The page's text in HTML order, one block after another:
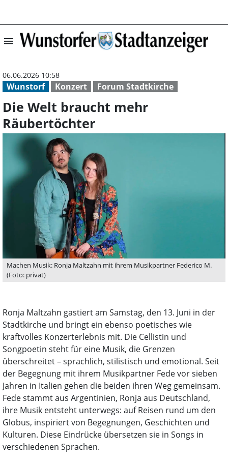
menu Die Welt
Wunstorf Konzert Forum Stadtkirche
06.06.2026 10:58
Die Welt braucht mehr
Räubertöchter
Machen Musik: Ronja Maltzahn mit ihrem Musikpartner Federico M.
(Foto: privat)
Ronja Maltzahn gastiert am Samstag, den 13. Juni in der
Stadtkirche und bringt ein ebenso poetisches wie
kraftvolles Konzerterlebnis mit. Die Cellistin und
Songpoetin steht für eine Musik, die Grenzen
überschreitet – sprachlich, stilistisch und emotional. Seit
der Begegnung mit ihrem Musikpartner Fede vor sieben
Jahren in Italien gehen die beiden ihren Weg gemeinsam.
Fede stammt aus Argentinien, Ronja aus Deutschland,
ihre Musik entsteht unterwegs: auf Reisen rund um den
Globus, inspiriert von Begegnungen, Geschichten und
Kulturen. Diese Eindrücke übersetzen sie in Songs in
verschiedenen Sprachen.